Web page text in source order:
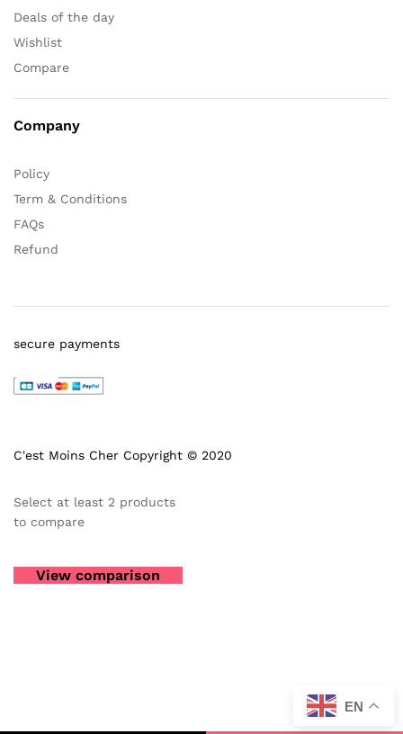
Deals of the day
Wishlist
Compare
Company
Policy
Term & Conditions
FAQs
Refund
C'est Moins Cher Copyright © 2020
secure payments
EN
Select at least 2 products
to compare
View comparison